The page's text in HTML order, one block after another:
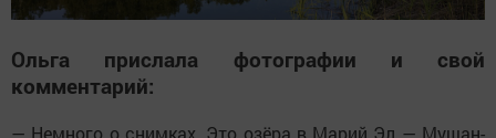
Ольга прислала фотографии и свой
комментарий:
— Немного о снимках. Это озёра в Марий Эл — Мушан-